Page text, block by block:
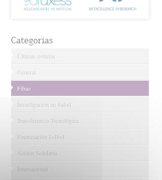
Categorías
Últimas noticias
General
Fibao
Investigación en Salud
Transferencia Tecnológica
Financiación I+D+I
Acción Solidaria
Internacional